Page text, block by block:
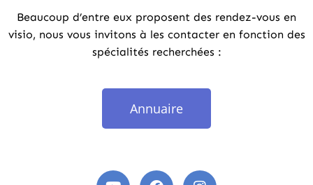
Beaucoup d’entre eux proposent des rendez-vous en
visio, nous vous invitons à les contacter en fonction des
spécialités recherchées :
Annuaire